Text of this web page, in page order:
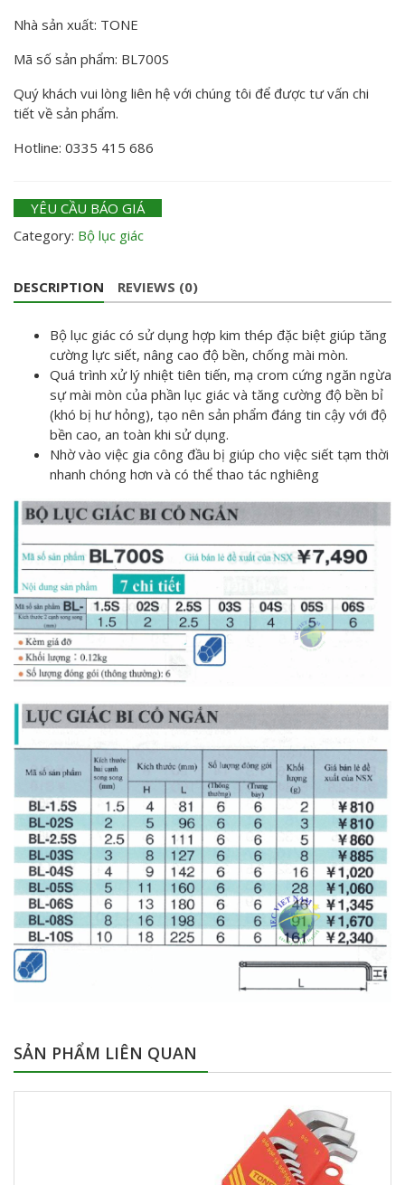
Nhà sản xuất: TONE
Mã số sản phẩm: BL700S
Quý khách vui lòng liên hệ với chúng tôi để được tư vấn chi
tiết về sản phẩm.
Hotline: 0335 415 686
YÊU CẦU BÁO GIÁ
Category: Bộ lục giác
DESCRIPTION REVIEWS (0)
Bộ lục giác có sử dụng hợp kim thép đặc biệt giúp tăng
cường lực siết, nâng cao độ bền, chống mài mòn.
Quá trình xử lý nhiệt tiên tiến, mạ crom cứng ngăn ngừa
sự mài mòn của phần lục giác và tăng cường độ bền bỉ
(khó bị hư hỏng), tạo nên sản phẩm đáng tin cậy với độ
bền cao, an toàn khi sử dụng.
Nhờ vào việc gia công đầu bị giúp cho việc siết tạm thời
nhanh chóng hơn và có thể thao tác nghiêng
SẢN PHẨM LIÊN QUAN